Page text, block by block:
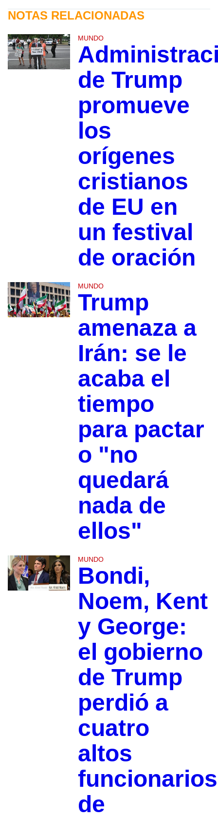
NOTAS RELACIONADAS
MUNDO
de Trump
promueve
los
orígenes
cristianos
de EU en
un festival
de oración
MUNDO
Trump
amenaza a
Irán: se le
acaba el
tiempo
para pactar
o "no
quedará
nada de
ellos"
MUNDO
Bondi,
Noem, Kent
y George:
el gobierno
de Trump
perdió a
cuatro
altos
funcionarios
de